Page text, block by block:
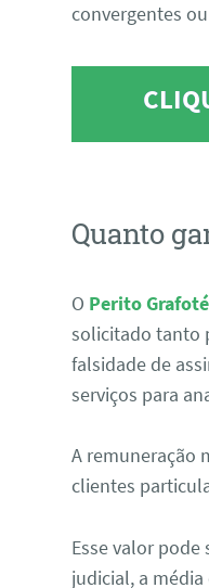
convergentes
Quanto
O Perito
solicitado tanto
falsidade de
serviços para
A remuneração
clientes
Esse valor
judicial, a média